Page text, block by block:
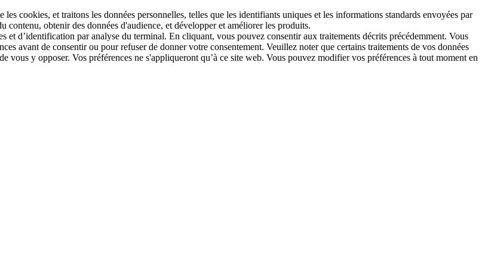
cookies, et traitons les données personnelles, telles que les identifiants uniques et les informations standards envoyées par
obtenir des données d'audience, et développer et améliorer les produits.
et d’identification par analyse du terminal. En cliquant, vous pouvez consentir aux traitements décrits précédemment. Vous
avant de consentir ou pour refuser de donner votre consentement. Veuillez noter que certains traitements de vos données
vous y opposer. Vos préférences ne s'appliqueront qu’à ce site web. Vous pouvez modifier vos préférences à tout moment en